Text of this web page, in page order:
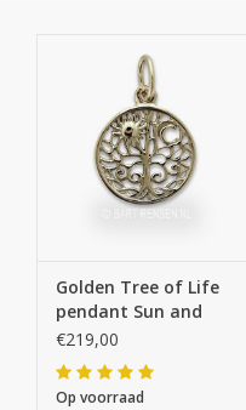
Golden Tree of Life
pendant Sun and
Moon
€219,00
Op voorraad